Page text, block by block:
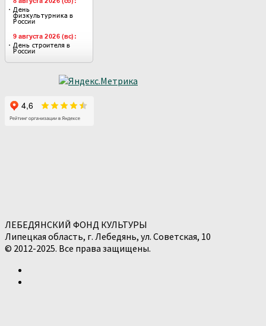
ЛЕБЕДЯНСКИЙ ФОНД КУЛЬТУРЫ
Липецкая область, г. Лебедянь, ул. Советская, 10
© 2012-2025. Все права защищены.